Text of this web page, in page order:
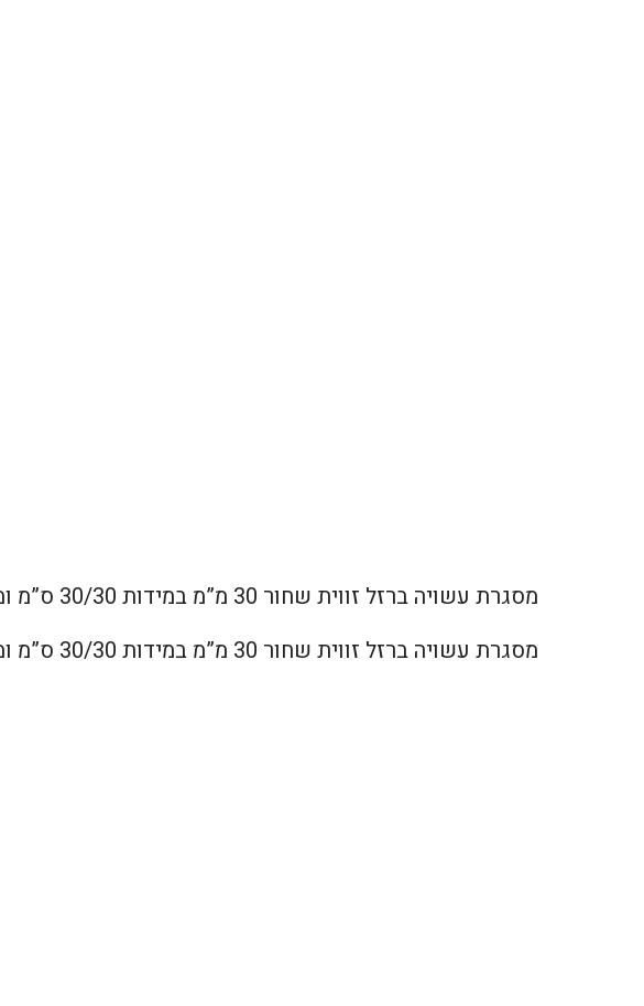
מסגרת עשויה ברזל זווית שחור 30 מ”מ במידות 30/30 ס”מ ומטופל בחומר נוגד חמצון, כולל שני בתי מנורה ונורות המותקנים בהצלבה
מסגרת עשויה ברזל זווית שחור 30 מ”מ במידות 30/30 ס”מ ומטופל בחומר נוגד חמצון, כולל שני בתי מנורה ונורות המותקנים בהצלבה